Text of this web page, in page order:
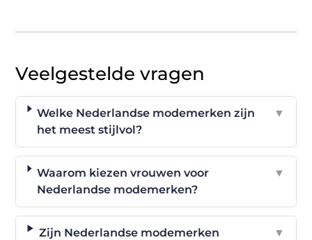
Veelgestelde vragen
Welke Nederlandse modemerken zijn
het meest stijlvol?
▼
Waarom kiezen vrouwen voor
Nederlandse modemerken?
▼
Zijn Nederlandse modemerken
▼